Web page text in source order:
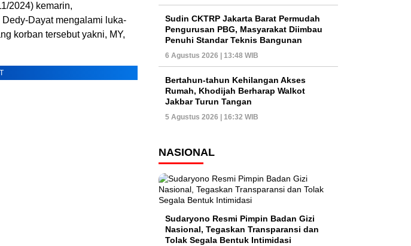
2024) kemarin,
Dayat mengalami luka-
korban tersebut yakni, MY,
Sudin CKTRP Jakarta Barat Permudah
Pengurusan PBG, Masyarakat Diimbau
Penuhi Standar Teknis Bangunan
6 Agustus 2026 | 13:48 WIB
Bertahun-tahun Kehilangan Akses
Rumah, Khodijah Berharap Walkot
Jakbar Turun Tangan
5 Agustus 2026 | 16:32 WIB
NASIONAL
Sudaryono Resmi Pimpin Badan Gizi
Nasional, Tegaskan Transparansi dan
Tolak Segala Bentuk Intimidasi